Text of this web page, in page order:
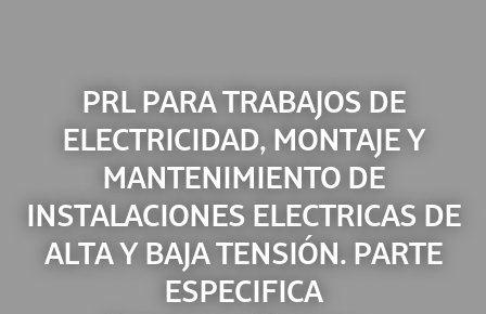
PRL PARA TRABAJOS DE
ELECTRICIDAD, MONTAJE Y
MANTENIMIENTO DE
INSTALACIONES ELECTRICAS DE
ALTA Y BAJA TENSIÓN. PARTE
ESPECIFICA